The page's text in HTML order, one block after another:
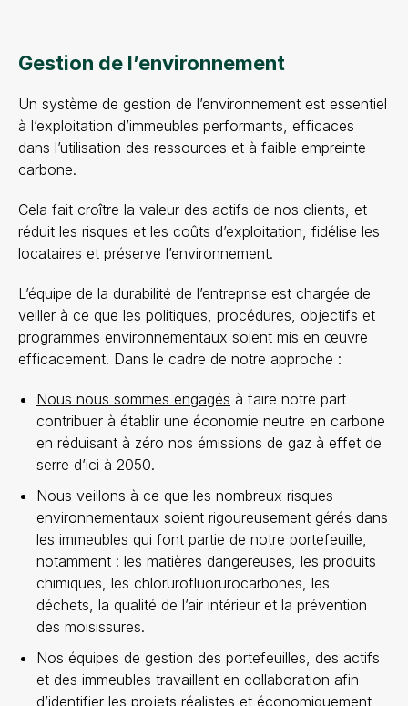
Gestion de l’environnement
Un système de gestion de l’environnement est essentiel
à l’exploitation d’immeubles performants, efficaces
dans l’utilisation des ressources et à faible empreinte
carbone.
Cela fait croître la valeur des actifs de nos clients, et
réduit les risques et les coûts d’exploitation, fidélise les
locataires et préserve l’environnement.
L’équipe de la durabilité de l’entreprise est chargée de
veiller à ce que les politiques, procédures, objectifs et
programmes environnementaux soient mis en œuvre
efficacement. Dans le cadre de notre approche :
Nous nous sommes engagés à faire notre part
contribuer à établir une économie neutre en carbone
en réduisant à zéro nos émissions de gaz à effet de
serre d’ici à 2050.
Nous veillons à ce que les nombreux risques
environnementaux soient rigoureusement gérés dans
les immeubles qui font partie de notre portefeuille,
notamment : les matières dangereuses, les produits
chimiques, les chlorurofluorurocarbones, les
déchets, la qualité de l’air intérieur et la prévention
des moisissures.
Nos équipes de gestion des portefeuilles, des actifs
et des immeubles travaillent en collaboration afin
d’identifier les projets réalistes et économiquement